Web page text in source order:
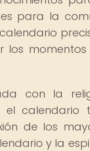
para la
los momentos
con la
calendario
de los
y la